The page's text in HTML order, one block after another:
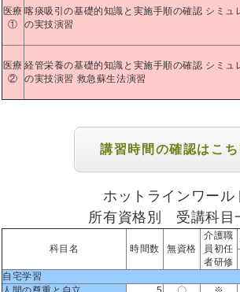
医療
①
喀痰吸引の基礎的知識と実施手順の確認 シミュ
の実技演習
医療
②
経管栄養の基礎的知識と実施手順の確認 シミュ
の実技演習 救急蘇生法演習
講習時間の確認はこち
ホットラインワール
所有資格別 受講科目
科目名 時間数 無資格
介護職
員初任
者研修
自宅学習